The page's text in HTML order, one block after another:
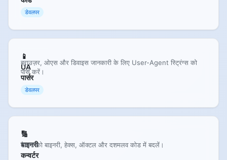
डेवलपर
📱
UA
पार्सर
ब्राउज़र, ओएस और डिवाइस जानकारी के लिए User-Agent स्ट्रिंग्स को
पार्स करें।
डेवलपर
🔢
बाइनरी
कन्वर्टर
टेक्स्ट को बाइनरी, हेक्स, ऑक्टल और दशमलव कोड में बदलें।